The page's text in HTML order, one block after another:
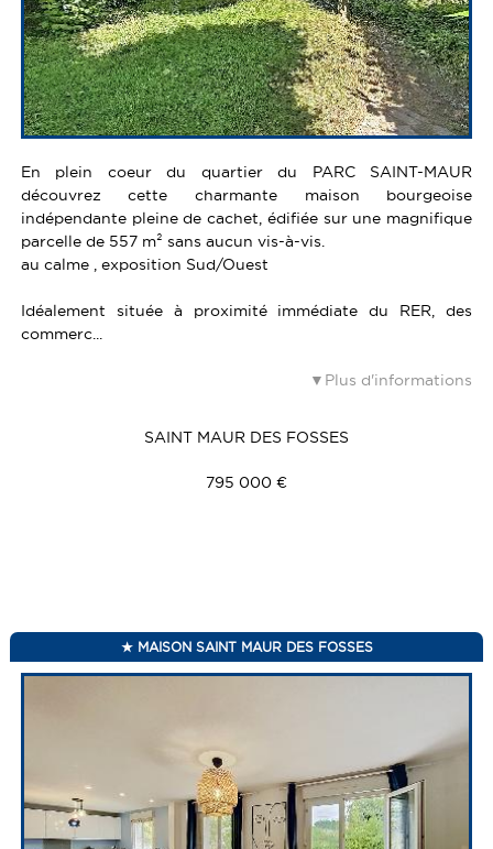
En plein coeur du quartier du PARC SAINT-MAUR
découvrez cette charmante maison bourgeoise
indépendante pleine de cachet, édifiée sur une magnifique
parcelle de 557 m² sans aucun vis-à-vis.
au calme , exposition Sud/Ouest
Idéalement située à proximité immédiate du RER, des
commerc...
Plus d'informations
SAINT MAUR DES FOSSES
795 000 €
MAISON SAINT MAUR DES FOSSES